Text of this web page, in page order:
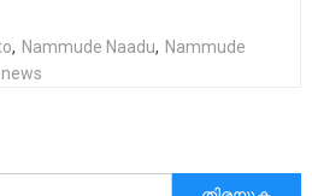
, Nammude Naadu, Nammude
അനേഷിക്കുക